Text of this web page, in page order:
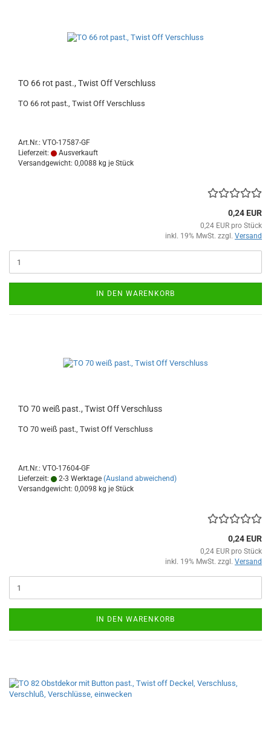
TO 66 rot past., Twist Off Verschluss
TO 66 rot past., Twist Off Verschluss
Art.Nr.: VTO-17587-GF
Lieferzeit:
Ausverkauft
Versandgewicht: 0,0088 kg je Stück
0,24 EUR
0,24 EUR pro Stück
inkl. 19% MwSt. zzgl. Versand
IN DEN WARENKORB
TO 70 weiß past., Twist Off Verschluss
TO 70 weiß past., Twist Off Verschluss
Art.Nr.: VTO-17604-GF
Lieferzeit:
2-3 Werktage (Ausland abweichend)
Versandgewicht: 0,0098 kg je Stück
0,24 EUR
0,24 EUR pro Stück
inkl. 19% MwSt. zzgl. Versand
IN DEN WARENKORB